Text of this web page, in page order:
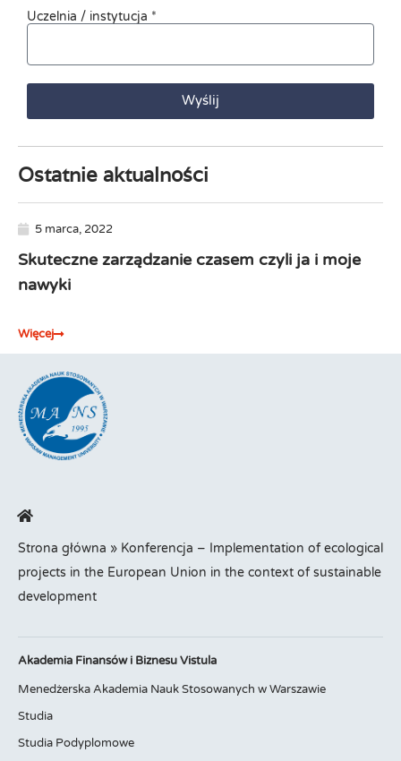
Uczelnia / instytucja *
Wyślij
Ostatnie aktualności
5 marca, 2022
Skuteczne zarządzanie czasem czyli ja i moje
nawyki
Więcej
Strona główna » Konferencja – Implementation of ecological
projects in the European Union in the context of sustainable
development
Akademia Finansów i Biznesu Vistula
Menedżerska Akademia Nauk Stosowanych w Warszawie
Studia
Studia Podyplomowe